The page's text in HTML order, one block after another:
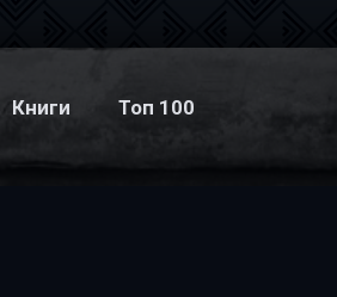
Книги Топ 100